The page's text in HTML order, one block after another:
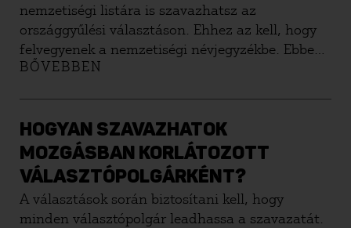
nemzetiségi listára is szavazhatsz az
országgyűlési választáson. Ehhez az kell, hogy
felvegyenek a nemzetiségi névjegyzékbe. Ebben
a tájékoztatóban összeszedtük, milyen teendőid
BŐVEBBEN
HOGYAN SZAVAZHATOK
MOZGÁSBAN KORLÁTOZOTT
VÁLASZTÓPOLGÁRKÉNT?
A választások során biztosítani kell, hogy
minden választópolgár leadhassa a szavazatát.